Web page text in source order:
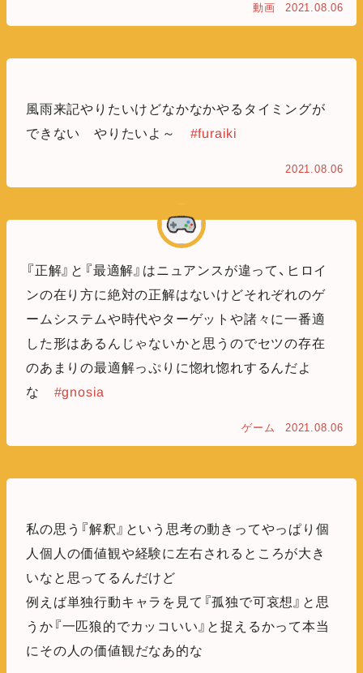
動画 2021.08.06
風雨来記やりたいけどなかなかやるタイミングが
できない やりたいよ～ #furaiki
2021.08.06
『正解』と『最適解』はニュアンスが違って、ヒロイ
ンの在り方に絶対の正解はないけどそれぞれのゲ
ームシステムや時代やターゲットや諸々に一番適
した形はあるんじゃないかと思うのでセツの存在
のあまりの最適解っぷりに惚れ惚れするんだよ
な #gnosia
ゲーム 2021.08.06
私の思う『解釈』という思考の動きってやっぱり個
人個人の価値観や経験に左右されるところが大き
いなと思ってるんだけど
例えば単独行動キャラを見て『孤独で可哀想』と思
うか『一匹狼的でカッコいい』と捉えるかって本当
にその人の価値観だなあ的な